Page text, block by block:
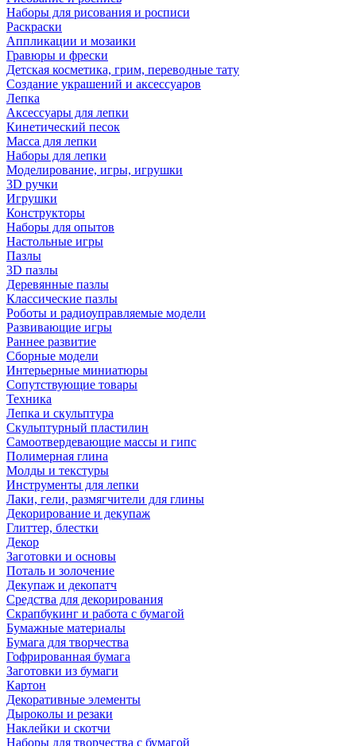
Наборы для рисования и росписи
Раскраски
Аппликации и мозаики
Гравюры и фрески
Детская косметика, грим, переводные тату
Создание украшений и аксессуаров
Лепка
Аксессуары для лепки
Кинетический песок
Масса для лепки
Наборы для лепки
Моделирование, игры, игрушки
3D ручки
Игрушки
Конструкторы
Наборы для опытов
Настольные игры
Пазлы
3D пазлы
Деревянные пазлы
Классические пазлы
Роботы и радиоуправляемые модели
Развивающие игры
Раннее развитие
Сборные модели
Интерьерные миниатюры
Сопутствующие товары
Техника
Лепка и скульптура
Скульптурный пластилин
Самоотвердевающие массы и гипс
Полимерная глина
Молды и текстуры
Инструменты для лепки
Лаки, гели, размягчители для глины
Декорирование и декупаж
Глиттер, блестки
Декор
Заготовки и основы
Поталь и золочение
Декупаж и декопатч
Средства для декорирования
Скрапбукинг и работа с бумагой
Бумажные материалы
Бумага для творчества
Гофрированная бумага
Заготовки из бумаги
Картон
Декоративные элементы
Дыроколы и резаки
Наклейки и скотчи
Наборы для творчества с бумагой